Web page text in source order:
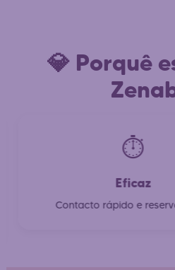
💎 Porquê
⏱️
Eficaz
Contacto rápido e